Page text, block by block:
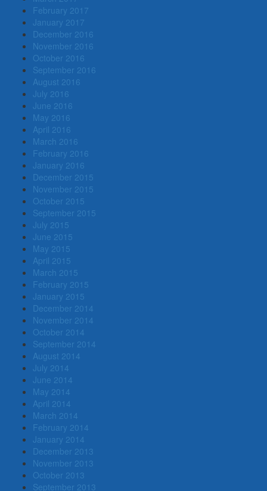
February 2017
January 2017
December 2016
November 2016
October 2016
September 2016
August 2016
July 2016
June 2016
May 2016
April 2016
March 2016
February 2016
January 2016
December 2015
November 2015
October 2015
September 2015
July 2015
June 2015
May 2015
April 2015
March 2015
February 2015
January 2015
December 2014
November 2014
October 2014
September 2014
August 2014
July 2014
June 2014
May 2014
April 2014
March 2014
February 2014
January 2014
December 2013
November 2013
October 2013
September 2013